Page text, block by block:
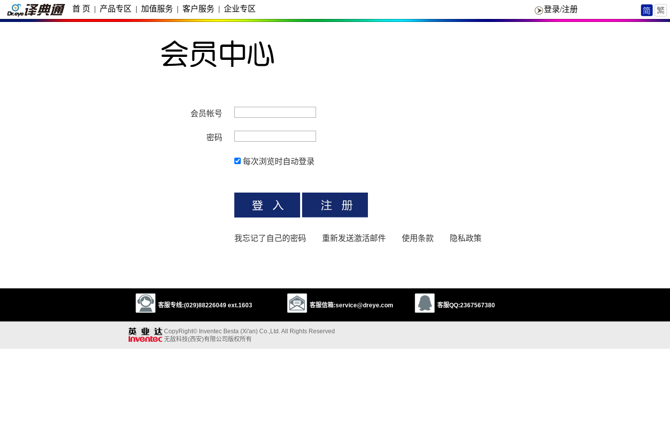
首 页 | 产品专区 | 加值服务 | 客户服务 | 企业专区 登录/注册
会员帐号
密码
每次浏览时自动登录
我忘记了自己的密码 重新发送激活邮件 使用条款 隐私政策
客服专线:(029)88226049 ext.1603 客服信箱:service@dreye.com 客服QQ:2367567380
CopyRight© Inventec Besta (Xi'an) Co.,Ltd. All Rights Reserved
无敌科技(西安)有限公司版权所有